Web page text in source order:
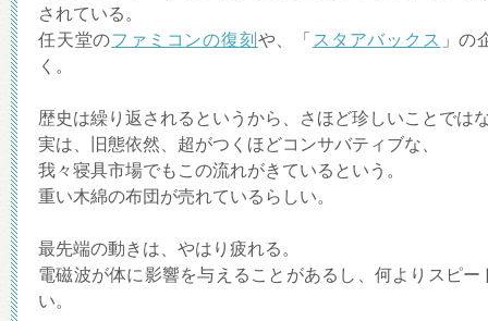
されている。
任天堂のファミコンの復刻 や、「 スタアバックス 」の
く。
歴史は繰り返されるというから、さほど珍しいことでは
実は、旧態依然、超がつくほどコンサバティブな、
我々寝具市場でもこの流れがきているという。
重い木綿の布団が売れているらしい。
最先端の動きは、やはり疲れる。
電磁波が体に影響を与えることがあるし、何よりスピー
い。